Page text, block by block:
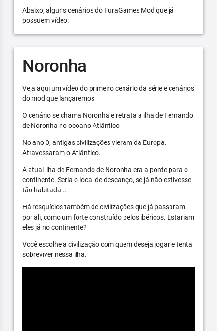
Abaixo, alguns cenários do FuraGames Mod que já
possuem vídeo:
Noronha
Veja aqui um vídeo do primeiro cenário da série e cenários
do mod que lançaremos
O cenário se chama Noronha e retrata a ilha de Fernando
de Noronha no ocoano Atlântico
No ano 0, antigas civilizações vieram da Europa.
Atravessaram o Atlântico.
A atual ilha de Fernando de Noronha era a ponte para o
continente. Seria o local de descanço, se já não estivesse
tão habitada...
Há resquícios também de civilizações que já passaram
por ali, como um forte construído pelos ibéricos. Estariam
eles já no continente?
Você escolhe a civilização com quem deseja jogar e tenta
sobreviver nessa ilha.